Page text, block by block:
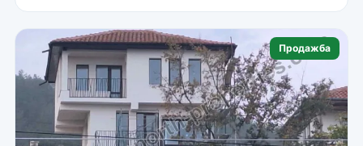
Продажба